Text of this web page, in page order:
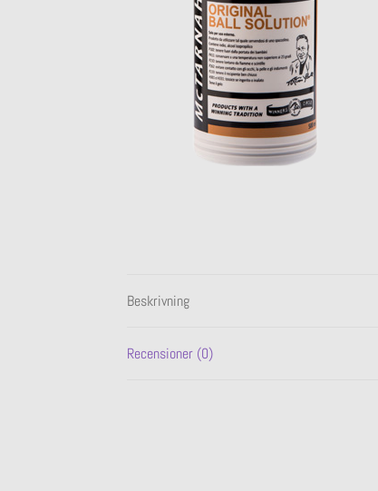
Beskrivning
Recensioner (0)